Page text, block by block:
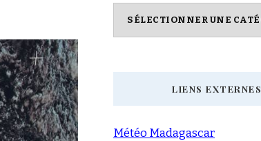
Catégories
LIENS EXTERNES
Météo Madagascar